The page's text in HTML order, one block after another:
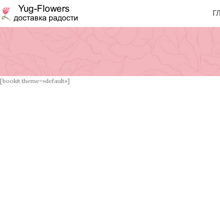
[bookit theme=»default»]